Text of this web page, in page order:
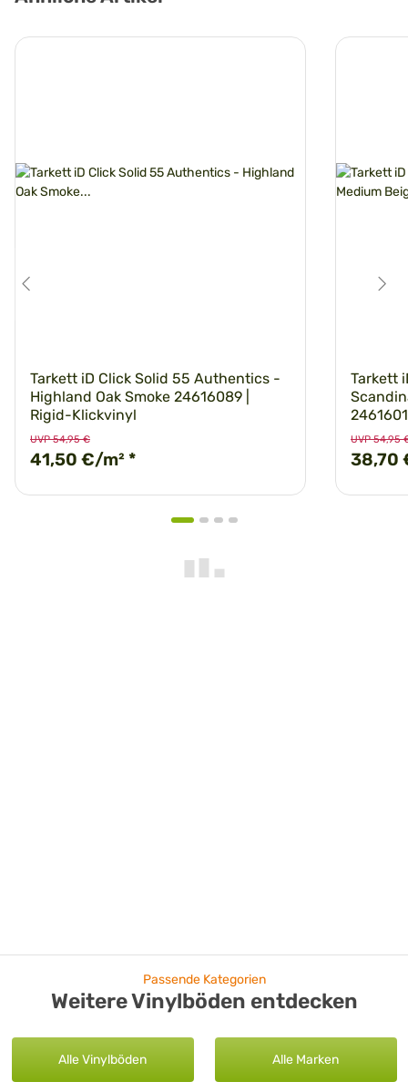
Tarkett iD Click Solid 55 Authentics -
Highland Oak Smoke 24616089 |
Rigid-Klickvinyl
UVP 54,95 €
41,50 €/m² *
Tarkett
UVP 54,95
38,70
Passende Kategorien
Weitere Vinylböden entdecken
Alle Vinylböden Alle Marken